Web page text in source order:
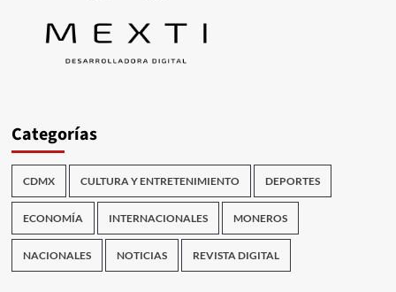
Categorías
CDMX CULTURA Y ENTRETENIMIENTO DEPORTES
ECONOMÍA INTERNACIONALES MONEROS
NACIONALES NOTICIAS REVISTA DIGITAL